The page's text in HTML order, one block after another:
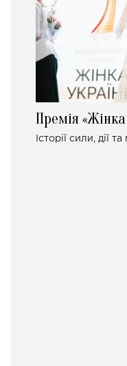
Премія
Історії сили, дії